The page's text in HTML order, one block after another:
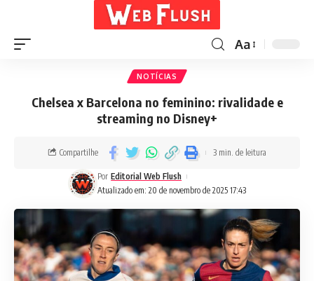
Aa
NOTÍCIAS
Chelsea x Barcelona no feminino: rivalidade e
streaming no Disney+
Atualizado em: 20 de novembro de 2025 17:43
Por Editorial Web Flush
Compartilhe 3 min. de leitura